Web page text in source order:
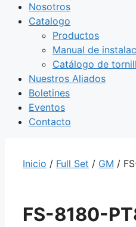
Nosotros
Catalogo
Productos
Manual de
Catálogo de
Nuestros Aliados
Boletines
Eventos
Contacto
Inicio / Full Set / GM /
FS-8180-